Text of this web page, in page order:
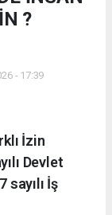
?
- 17:39
İzin
Devlet
sayılı İş